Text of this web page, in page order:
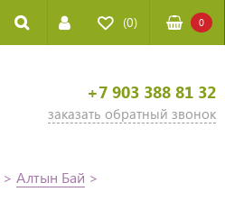
(0) 0
+7 903 388 81 32
заказать обратный звонок
> Алтын Бай >